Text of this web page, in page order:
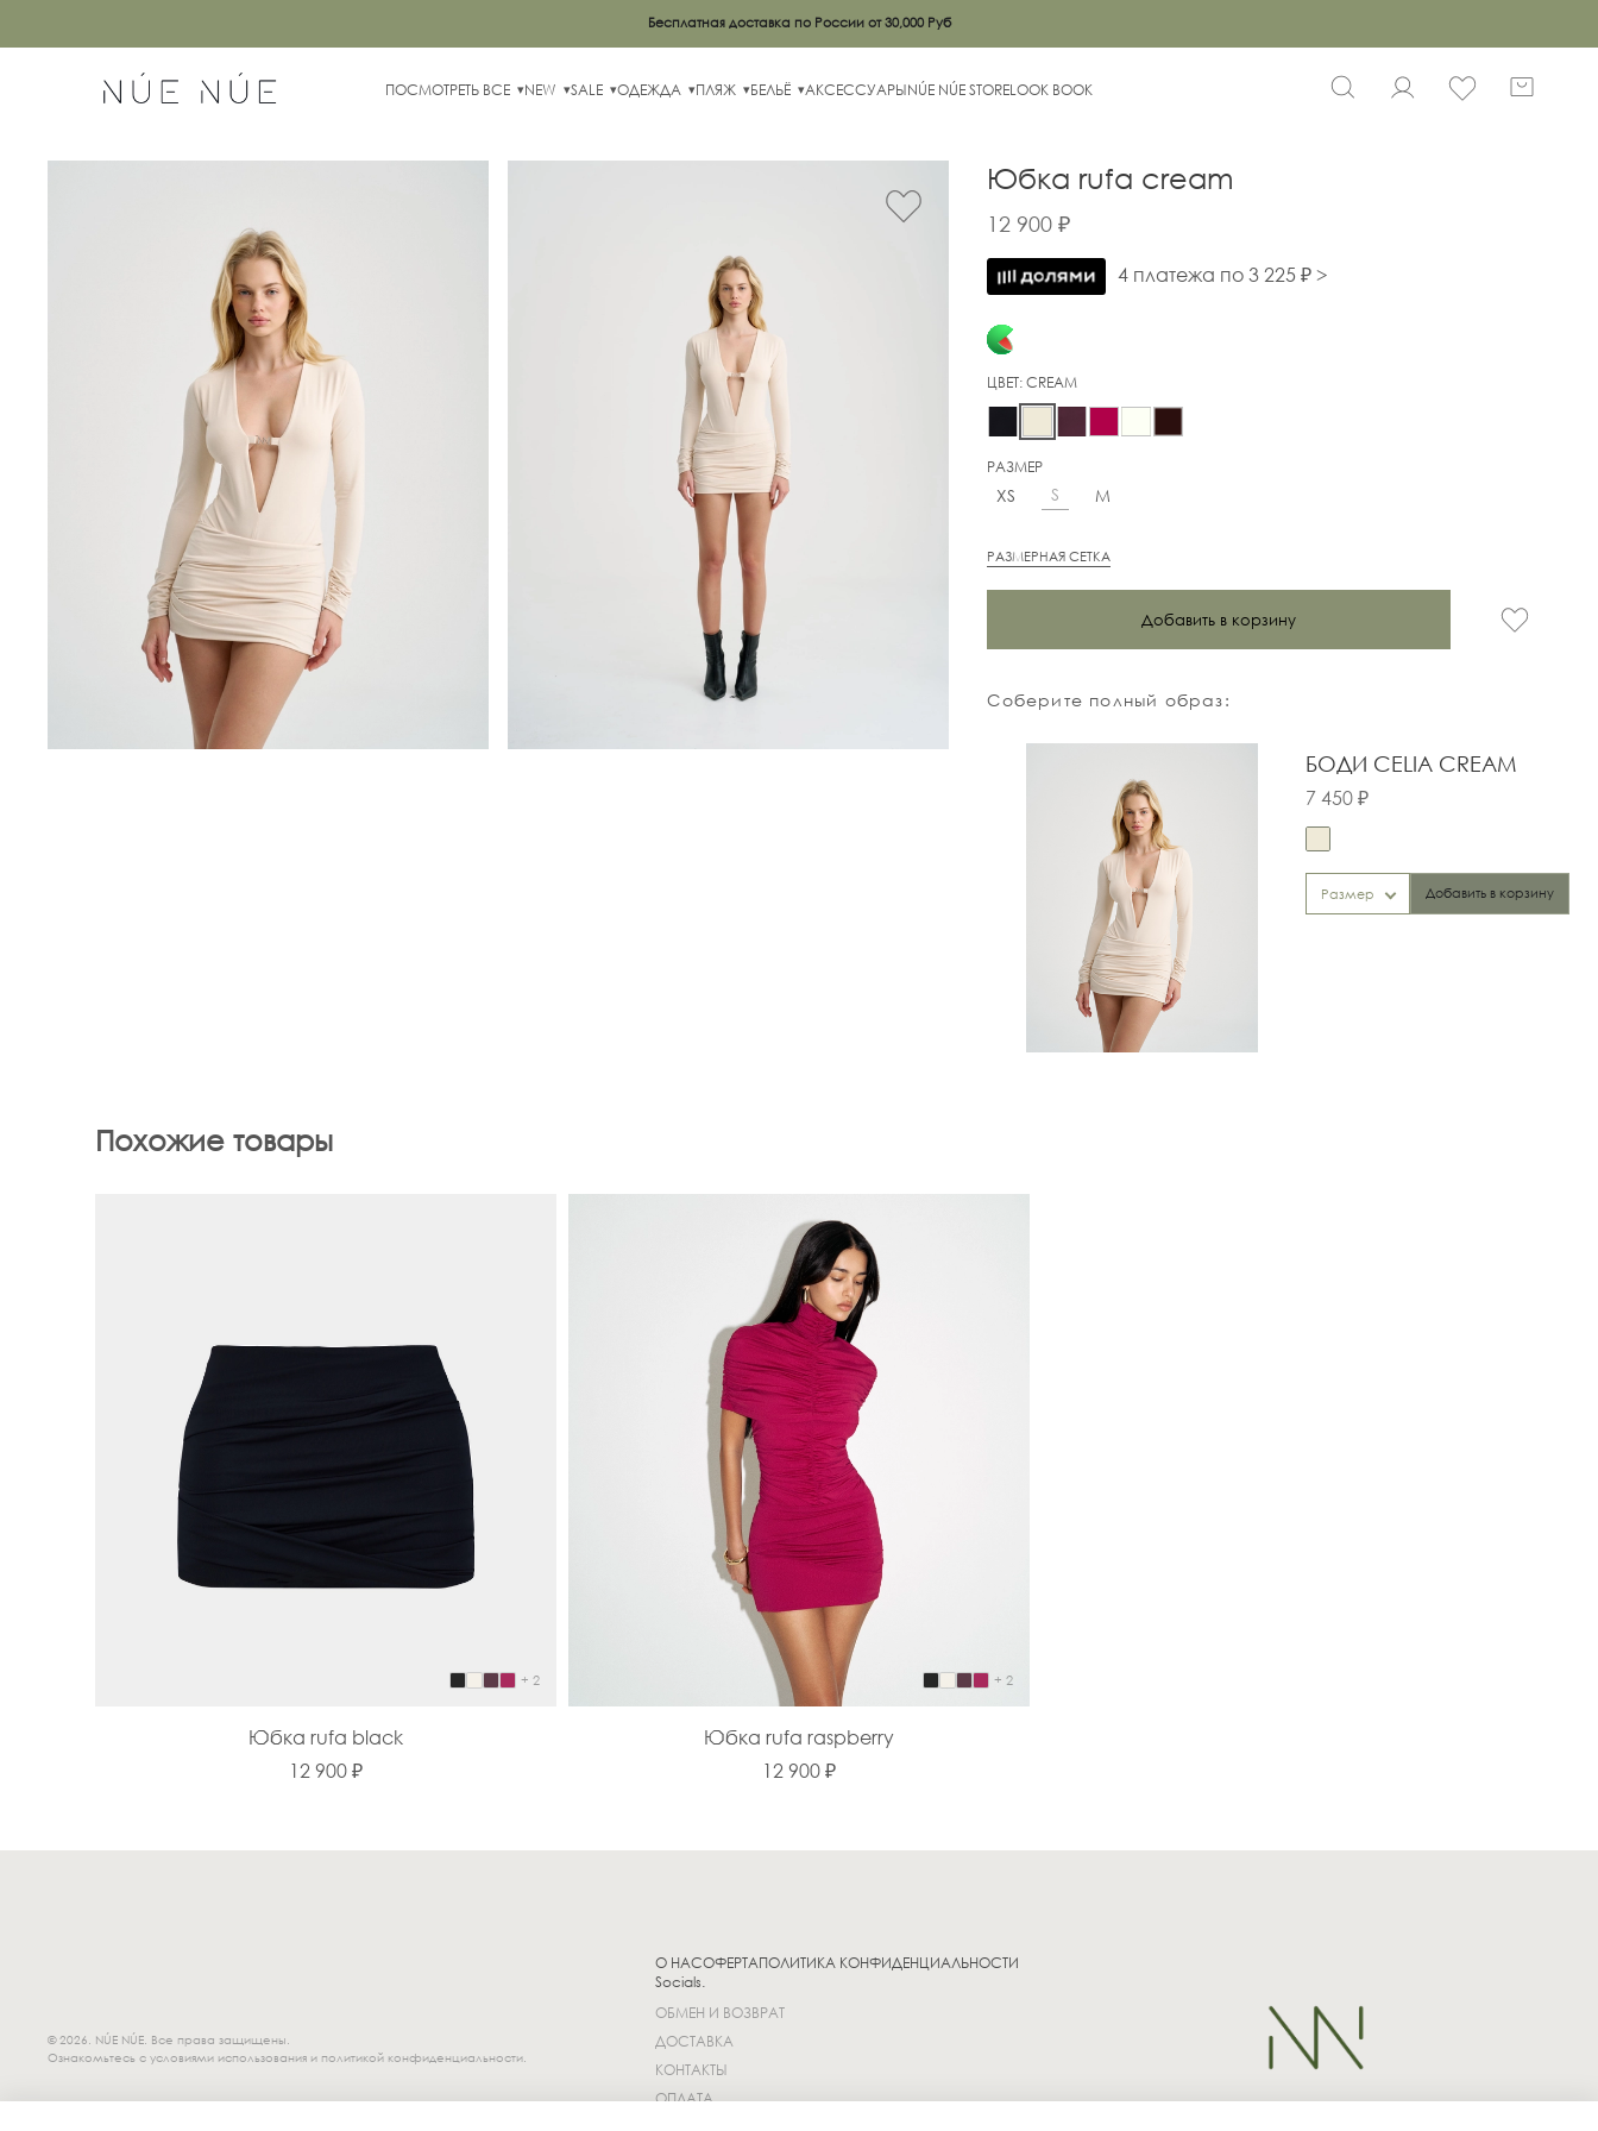
Бесплатная доставка по России от 30,000 Руб
ПОСМОТРЕТЬ ВСЕ NEW SALE ОДЕЖДА ПЛЯЖ БЕЛЬЁ АКСЕССУАРЫNÚE NÚE STORELOOK BOOK
Юбка rufa cream
12 900 ₽
4 платежа по 3 225 ₽ >
ЦВЕТ:CREAM
РАЗМЕР
XS S M
РАЗМЕРНАЯ СЕТКА
Добавить в корзину
Соберите полный образ:
БОДИ CELIA CREAM
7 450 ₽
Размер Добавить в корзину
Похожие товары
+ 2
Юбка rufa black
12 900 ₽
+ 2
Юбка rufa raspberry
12 900 ₽
© 2026. NÚE NÚE. Все права защищены.
Ознакомьтесь с условиями использования и политикой конфиденциальности.
О НАСОФЕРТАПОЛИТИКА КОНФИДЕНЦИАЛЬНОСТИ
Socials.
ОБМЕН И ВОЗВРАТ
ДОСТАВКА
КОНТАКТЫ
ОПЛАТА